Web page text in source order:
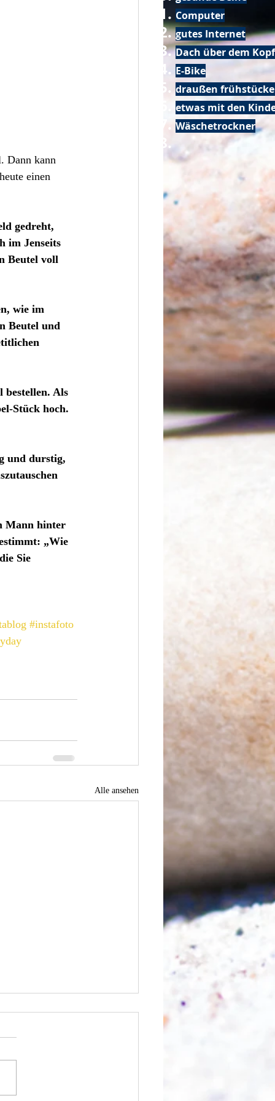
Dann kann
einen
gedreht,
im Jenseits
Beutel voll
wie im
Beutel und
bestellen. Als
Stück hoch.
und durstig,
Mann hinter
„Wie
Sie
#instafoto
Alle ansehen
Computer
gutes Internet
Dach über dem Kopf
E-Bike
draußen
etwas mit den
Wäschetrockner